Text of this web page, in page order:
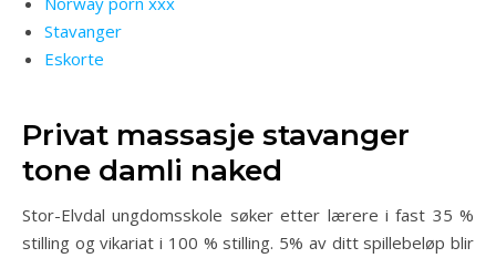
Stavanger
Eskorte
Privat massasje stavanger
tone damli naked
stilling og vikariat i 100 % stilling. 5% av ditt spillebeløp blir